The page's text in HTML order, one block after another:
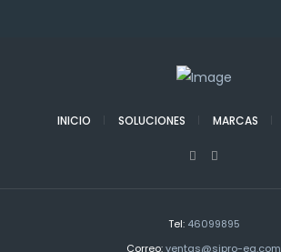
INICIO SOLUCIONES MARCAS
Tel: 46099895
Correo:ventas@sipro-eq.com